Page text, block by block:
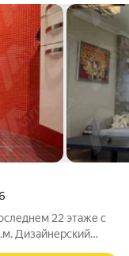
22 этаже с
Дизайнерский